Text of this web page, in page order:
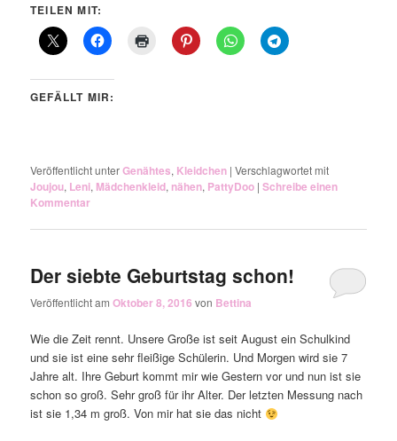
TEILEN MIT:
GEFÄLLT MIR:
Veröffentlicht unterGenähtes, Kleidchen |Verschlagwortet mit
Joujou, Leni, Mädchenkleid, nähen, PattyDoo |Schreibe einen
Kommentar
Der siebte Geburtstag schon!
Veröffentlicht amOktober 8, 2016 von Bettina
Wie die Zeit rennt. Unsere Große ist seit August ein Schulkind
und sie ist eine sehr fleißige Schülerin. Und Morgen wird sie 7
Jahre alt. Ihre Geburt kommt mir wie Gestern vor und nun ist sie
schon so groß. Sehr groß für ihr Alter. Der letzten Messung nach
ist sie 1,34 m groß. Von mir hat sie das nicht